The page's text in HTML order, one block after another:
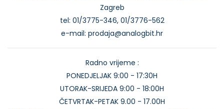
Zagreb
tel: 01/3775-346, 01/3776-562
e-mail: prodaja@analogbit.hr
Radno vrijeme :
PONEDJELJAK 9:00 - 17:30H
UTORAK-SRIJEDA 9:00 - 18:00H
ČETVRTAK-PETAK 9.00 - 17.00H